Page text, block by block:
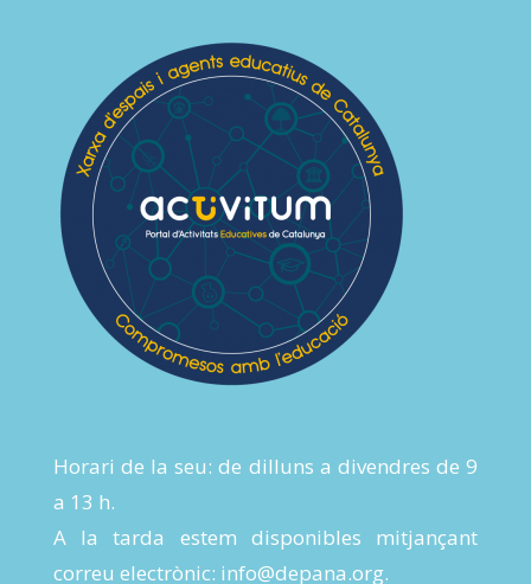
Horari de la seu: de dilluns a divendres de 9
a 13 h.
A la tarda estem disponibles mitjançant
correu electrònic: info@depana.org.